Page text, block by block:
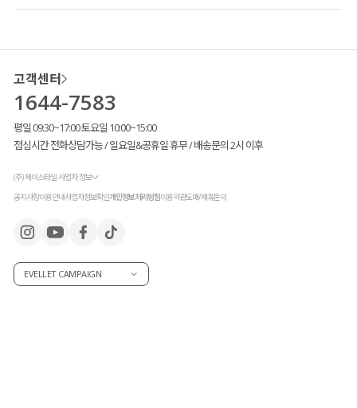
고객센터
1644-7583
평일 09:30~17:00 토요일 10:00~15:00
점심시간 전화상담가능 / 일요일&공휴일 휴무 / 배송문의 2시 이후
(주) 제이스타일 사업자 정보
공지사항이용안내사업자정보확인개인정보처리방침이용약관도매/제휴문의
EVELLET CAMPAIGN